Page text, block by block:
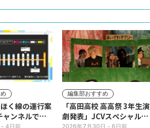
く線の運行案
- 4日前
編集部おすすめ
「高田高校 高高祭 3年生演
劇発表」JCVスペシャルで
2026年7月30日 - 6日前